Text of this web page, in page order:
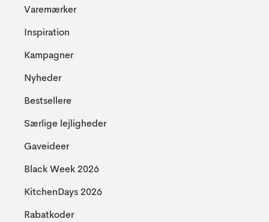
Varemærker
Inspiration
Kampagner
Nyheder
Bestsellere
Særlige lejligheder
Gaveideer
Black Week 2026
KitchenDays 2026
Rabatkoder